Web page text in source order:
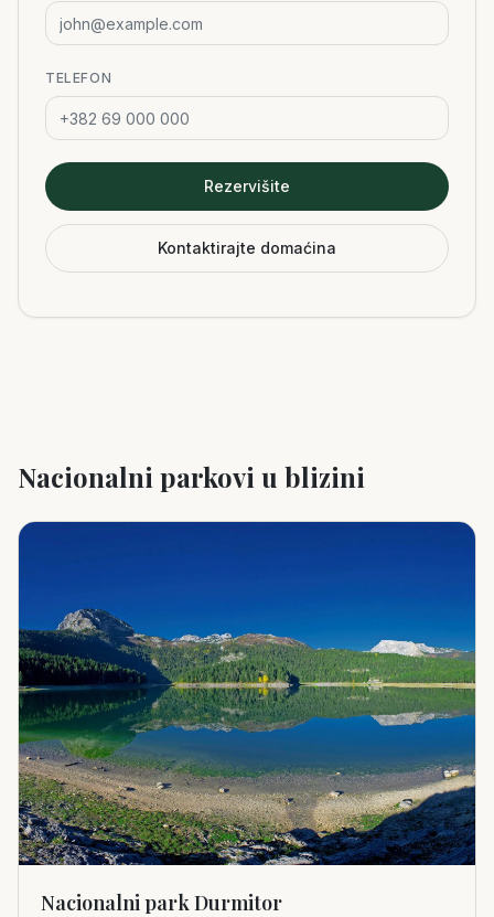
TELEFON
Rezervišite
Kontaktirajte domaćina
Nacionalni parkovi u blizini
Nacionalni park Durmitor